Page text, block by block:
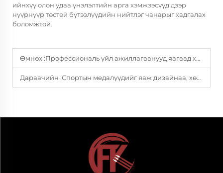
ийнхүү олон удаа үнэлэлтийн арга хэмжээсүүд дээр
нүүрнүүр төстөй бүтээлүүдийн нийтлэг чанарыг хадгалах
боломжтой.
Өмнөх :Профессиональ үйл ажиллагаанууд яагаад хувийн медалийн дизайнд хөрөнгө оруулдаг?
Дараачийн :Спортын медалүүдийг яаж дизайнаа, хөдөлмүүрсдийн үнэлж буй бүтээл хийх вэ